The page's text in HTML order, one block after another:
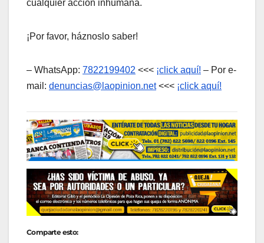
cualquier acción inhumana.
¡Por favor, háznoslo saber!
– WhatsApp: 7822199402 <<< ¡click aquí! – Por e-
mail: denuncias@laopinion.net<<< ¡click aquí!
Comparte esto: